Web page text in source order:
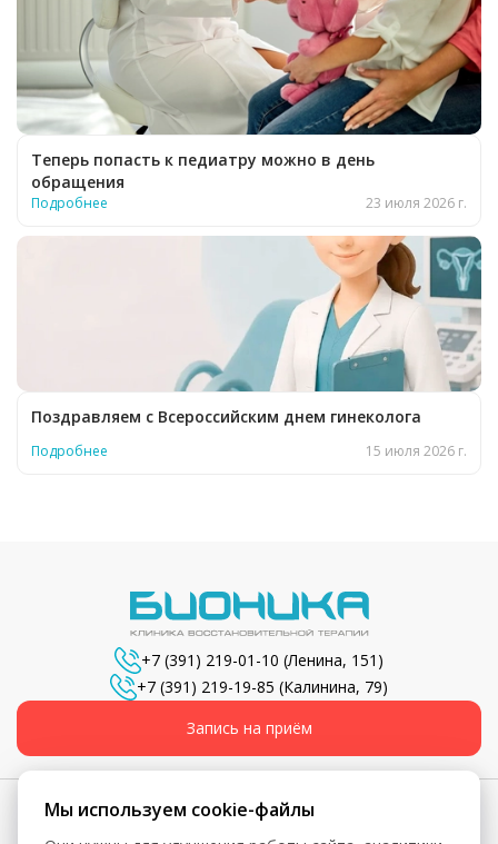
Теперь попасть к педиатру можно в день
обращения
Подробнее 23 июля 2026 г.
Поздравляем с Всероссийским днем гинеколога
Подробнее 15 июля 2026 г.
+7 (391) 219-01-10 (Ленина, 151)
+7 (391) 219-19-85 (Калинина, 79)
Запись на приём
Мы используем cookie-файлы